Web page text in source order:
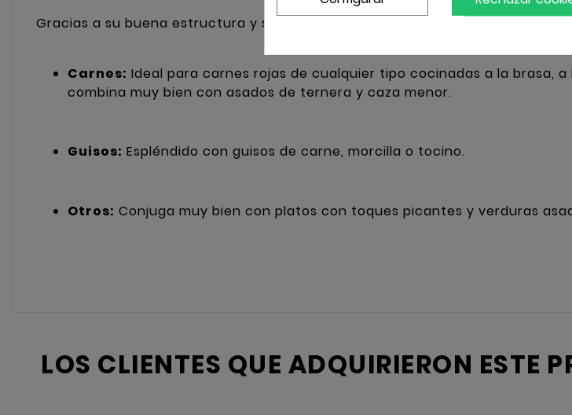
Gracias a su buena estructura y su intensidad frutal, es un tinto ideal para
Carnes: Ideal para carnes rojas de cualquier tipo cocinadas a la brasa,
combina muy bien con asados de ternera y caza menor.
Guisos: Espléndido con guisos de carne, morcilla o tocino.
Otros: Conjuga muy bien con platos con toques picantes y verduras
LOS CLIENTES QUE ADQUIRIERON ESTE